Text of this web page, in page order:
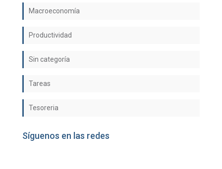
Macroeconomía
Productividad
Sin categoría
Tareas
Tesoreria
Síguenos en las redes